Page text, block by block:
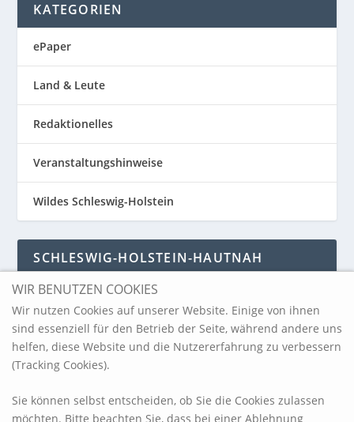
KATEGORIEN
ePaper
Land & Leute
Redaktionelles
Veranstaltungshinweise
Wildes Schleswig-Holstein
SCHLESWIG-HOLSTEIN-HAUTNAH
Schleswig-Holstein-Hautnah
ARCHIV
WIR BENUTZEN COOKIES
Wir nutzen Cookies auf unserer Website. Einige von ihnen
sind essenziell für den Betrieb der Seite, während andere uns
helfen, diese Website und die Nutzererfahrung zu verbessern
(Tracking Cookies).
Sie können selbst entscheiden, ob Sie die Cookies zulassen
möchten. Bitte beachten Sie, dass bei einer Ablehnung